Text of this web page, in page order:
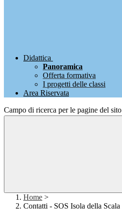
Didattica
Panoramica
Offerta formativa
I progetti delle classi
Area Riservata
Campo di ricerca per le pagine del sito
Home >
Contatti - SOS Isola della Scala